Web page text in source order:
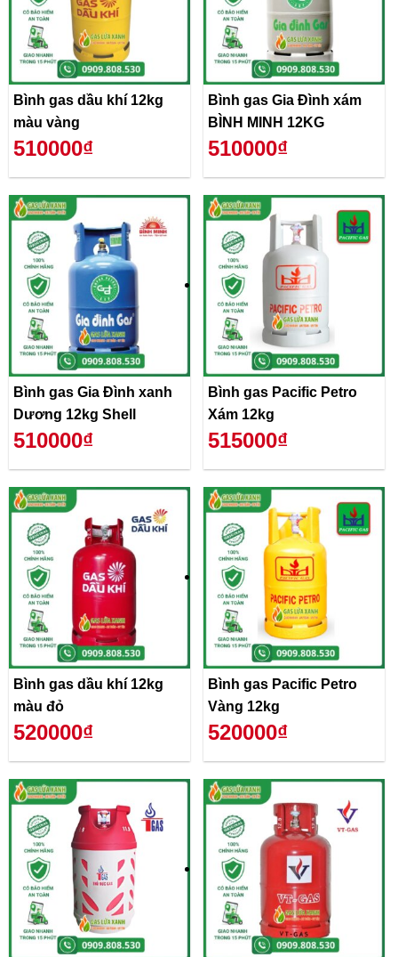
Bình gas dầu khí 12kg
màu vàng
510000₫
Bình gas Gia Đình xám
BÌNH MINH 12KG
510000₫
Bình gas Gia Đình xanh
Dương 12kg Shell
510000₫
Bình gas Pacific Petro
Xám 12kg
515000₫
Bình gas dầu khí 12kg
màu đỏ
520000₫
Bình gas Pacific Petro
Vàng 12kg
520000₫